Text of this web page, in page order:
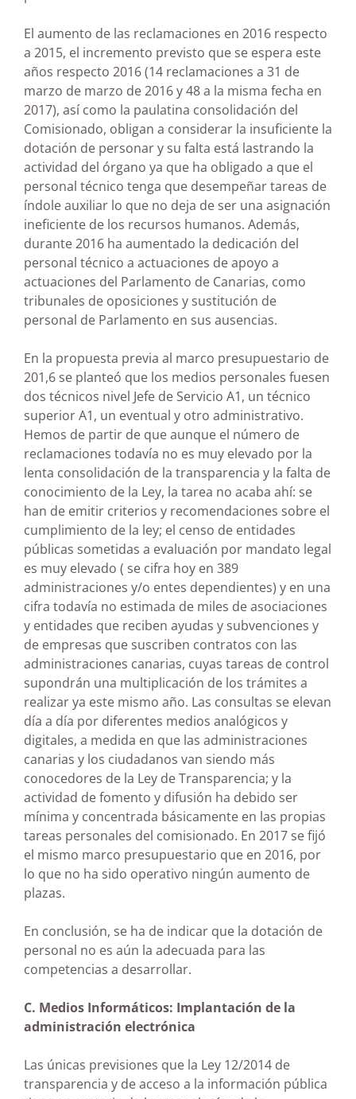
El aumento de las reclamaciones en 2016 respecto
a 2015, el incremento previsto que se espera este
años respecto 2016 (14 reclamaciones a 31 de
marzo de marzo de 2016 y 48 a la misma fecha en
2017), así como la paulatina consolidación del
Comisionado, obligan a considerar la insuficiente la
dotación de personar y su falta está lastrando la
actividad del órgano ya que ha obligado a que el
personal técnico tenga que desempeñar tareas de
índole auxiliar lo que no deja de ser una asignación
ineficiente de los recursos humanos. Además,
durante 2016 ha aumentado la dedicación del
personal técnico a actuaciones de apoyo a
actuaciones del Parlamento de Canarias, como
tribunales de oposiciones y sustitución de
personal de Parlamento en sus ausencias.
En la propuesta previa al marco presupuestario de
201,6 se planteó que los medios personales fuesen
dos técnicos nivel Jefe de Servicio A1, un técnico
superior A1, un eventual y otro administrativo.
Hemos de partir de que aunque el número de
reclamaciones todavía no es muy elevado por la
lenta consolidación de la transparencia y la falta de
conocimiento de la Ley, la tarea no acaba ahí: se
han de emitir criterios y recomendaciones sobre el
cumplimiento de la ley; el censo de entidades
públicas sometidas a evaluación por mandato legal
es muy elevado ( se cifra hoy en 389
administraciones y/o entes dependientes) y en una
cifra todavía no estimada de miles de asociaciones
y entidades que reciben ayudas y subvenciones y
de empresas que suscriben contratos con las
administraciones canarias, cuyas tareas de control
supondrán una multiplicación de los trámites a
realizar ya este mismo año. Las consultas se elevan
día a día por diferentes medios analógicos y
digitales, a medida en que las administraciones
canarias y los ciudadanos van siendo más
conocedores de la Ley de Transparencia; y la
actividad de fomento y difusión ha debido ser
mínima y concentrada básicamente en las propias
tareas personales del comisionado. En 2017 se fijó
el mismo marco presupuestario que en 2016, por
lo que no ha sido operativo ningún aumento de
plazas.
En conclusión, se ha de indicar que la dotación de
personal no es aún la adecuada para las
competencias a desarrollar.
C. Medios Informáticos: Implantación de la
administración electrónica
Las únicas previsiones que la Ley 12/2014 de
transparencia y de acceso a la información pública